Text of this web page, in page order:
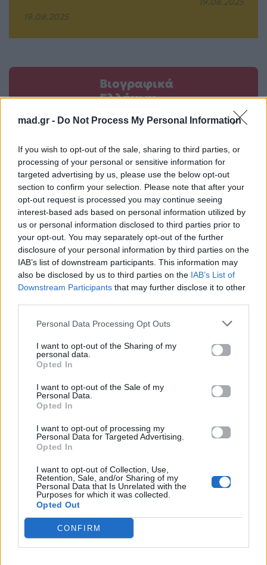
mad.gr - Do Not Process My Personal Information
If you wish to opt-out of the sale, sharing to third parties, or
processing of your personal or sensitive information for
targeted advertising by us, please use the below opt-out
section to confirm your selection. Please note that after your
opt-out request is processed you may continue seeing
interest-based ads based on personal information utilized by
us or personal information disclosed to third parties prior to
your opt-out. You may separately opt-out of the further
disclosure of your personal information by third parties on the
IAB’s list of downstream participants. This information may
also be disclosed by us to third parties on the IAB’s List of
Downstream Participants that may further disclose it to other
Personal Data Processing Opt Outs
I want to opt-out of the Sharing of my
personal data.
Opted In
I want to opt-out of the Sale of my
Personal Data.
Opted In
I want to opt-out of processing my
Personal Data for Targeted Advertising.
Opted In
I want to opt-out of Collection, Use,
Retention, Sale, and/or Sharing of my
Personal Data that Is Unrelated with the
Purposes for which it was collected.
Opted Out
CONFIRM
19.08.2025
Βιογραφικά
Ελλήνων
δισκογραφία, πορεία
και σημαντικές στιγμές
τους στην ελληνική
μουσική σκηνή
Δες επίσης
«Κάποιοι άντρες είναι
περιστάσεων» – Η
ανάρτηση της
Ανδρομάχης που
10.08.2026
βίντεο της Μαρίνα
Βερνίκου με τον